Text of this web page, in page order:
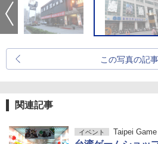
この写真の記
関連記事
イベント Taipei